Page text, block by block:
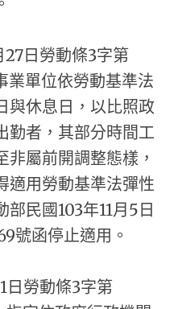
日勞動條3字第
業單位依勞動基準法
與休息日，以比照政
勤者，其部分時間工
屬前開調整態樣，
適用勞動基準法彈性
民國103年11月5日
號函停止適用。
日勞動條3字第